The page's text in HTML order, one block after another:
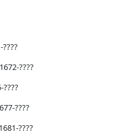
????
1672-????
????
????
1681-????